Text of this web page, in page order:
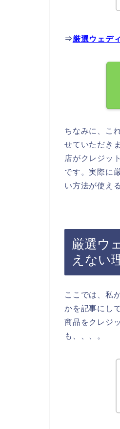
⇒厳選ウェデ
ちなみに、こ
せていただき
店がクレジッ
です。実際に
い方法が使え
厳選ウ
えない
ここでは、私
かを記事にし
商品をクレジ
も、、、。